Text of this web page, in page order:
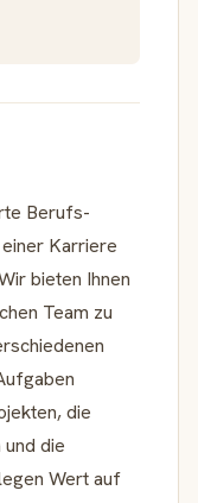
Berufs­
Karriere
bieten Ihnen
Team zu
die
die
Wert auf